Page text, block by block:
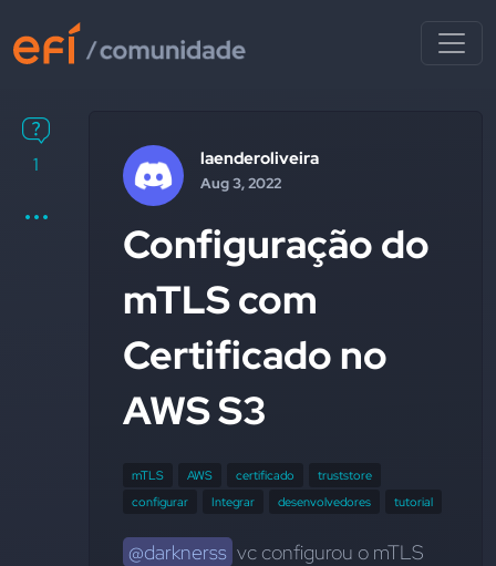
1 laenderoliveira
Aug 3, 2022
Configuração do
mTLS com
Certificado no
AWS S3
mTLS AWS certificado
truststore
configurar
Integrar desenvolvedores tutorial
@darknerss vc configurou o mTLS